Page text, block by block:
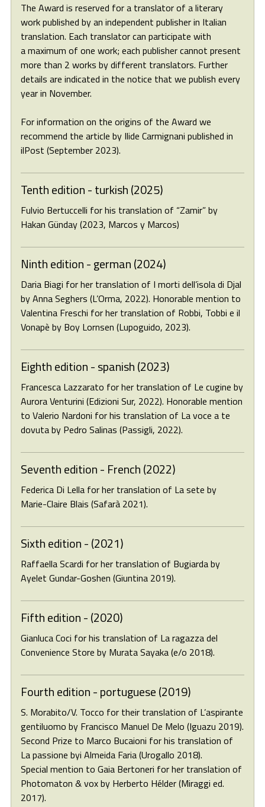
The Award is reserved for a translator of a literary
work published by an independent publisher in Italian
translation. Each translator can participate with
a maximum of one work; each publisher cannot present
more than 2 works by different translators. Further
details are indicated in the notice that we publish every
year in November.
For information on the origins of the Award we
recommend the article by Ilide Carmignani published in
ilPost (September 2023).
Tenth edition - turkish (2025)
Fulvio Bertuccelli for his translation of “Zamir” by
Hakan Günday (2023, Marcos y Marcos)
Ninth edition - german (2024)
Daria Biagi for her translation of I morti dell’isola di Djal
by Anna Seghers (L’Orma, 2022). Honorable mention to
Valentina Freschi for her translation of Robbi, Tobbi e il
Vonapè by Boy Lornsen (Lupoguido, 2023).
Eighth edition - spanish (2023)
Francesca Lazzarato for her translation of Le cugine by
Aurora Venturini (Edizioni Sur, 2022). Honorable mention
to Valerio Nardoni for his translation of La voce a te
dovuta by Pedro Salinas (Passigli, 2022).
Seventh edition - French (2022)
Federica Di Lella for her translation of La sete by
Marie-Claire Blais (Safarà 2021).
Sixth edition - (2021)
Raffaella Scardi for her translation of Bugiarda by
Ayelet Gundar-Goshen (Giuntina 2019).
Fifth edition - (2020)
Gianluca Coci for his translation of La ragazza del
Convenience Store by Murata Sayaka (e/o 2018).
Fourth edition - portuguese (2019)
S. Morabito/V. Tocco for their translation of L’aspirante
gentiluomo by Francisco Manuel De Melo (Iguazu 2019).
Second Prize to Marco Bucaioni for his translation of
La passione byi Almeida Faria (Urogallo 2018).
Special mention to Gaia Bertoneri for her translation of
Photomaton & vox by Herberto Hélder (Miraggi ed.
2017).